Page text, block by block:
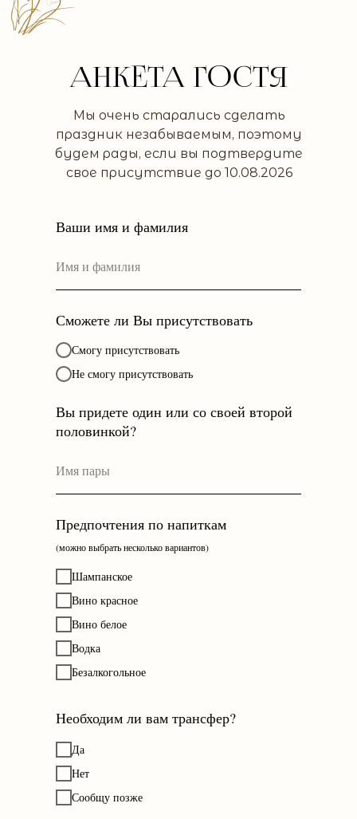
АНКЕТА ГОСТЯ
Мы очень старались сделать
праздник незабываемым, поэтому
будем рады, если вы подтвердите
свое присутствие до 10.08.2026
Ваши имя и фамилия
Сможете ли Вы присутствовать
Смогу присутствовать
Не смогу присутствовать
Вы придете один или со своей второй
половинкой?
Предпочтения по напиткам
(можно выбрать несколько вариантов)
Шампанское
Вино красное
Вино белое
Водка
Безалкогольное
Необходим ли вам трансфер?
Да
Нет
Сообщу позже